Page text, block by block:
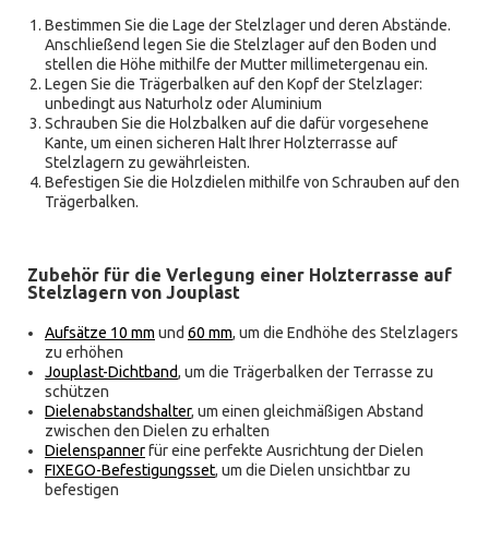
Bestimmen Sie die Lage der Stelzlager und deren Abstände.
Anschließend legen Sie die Stelzlager auf den Boden und
stellen die Höhe mithilfe der Mutter millimetergenau ein.
Legen Sie die Trägerbalken auf den Kopf der Stelzlager:
unbedingt aus Naturholz oder Aluminium
Schrauben Sie die Holzbalken auf die dafür vorgesehene
Kante, um einen sicheren Halt Ihrer Holzterrasse auf
Stelzlagern zu gewährleisten.
Befestigen Sie die Holzdielen mithilfe von Schrauben auf den
Trägerbalken.
Zubehör für die Verlegung einer Holzterrasse auf
Stelzlagern von Jouplast
Aufsätze 10 mm und 60 mm, um die Endhöhe des Stelzlagers
zu erhöhen
Jouplast-Dichtband, um die Trägerbalken der Terrasse zu
schützen
Dielenabstandshalter, um einen gleichmäßigen Abstand
zwischen den Dielen zu erhalten
Dielenspannerfür eine perfekte Ausrichtung der Dielen
FIXEGO-Befestigungsset, um die Dielen unsichtbar zu
befestigen